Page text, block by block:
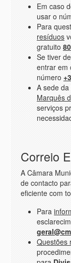
Em caso
usar o
Para
resíduos
gratuito
Se tiver de
entrar em
número
A sede
Marquês
serviços
Correio
A Câmara
de contacto
eficiente com
Para
Questões